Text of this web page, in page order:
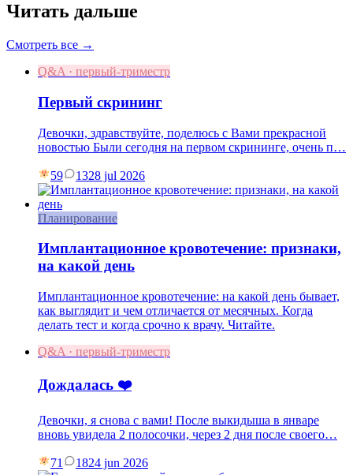
Читать дальше
Смотреть все →
Q&A · первый-триместр
Первый скрининг
Девочки, здравствуйте, поделюсь с Вами прекрасной
новостью Были сегодня на первом скрининге, очень п…
59 1328 jul 2026
Планирование
Имплантационное кровотечение: признаки,
на какой день
Имплантационное кровотечение: на какой день бывает,
как выглядит и чем отличается от месячных. Когда
делать тест и когда срочно к врачу. Читайте.
Q&A · первый-триместр
Дождалась ❤️
Девочки, я снова с вами! После выкидыша в январе
вновь увидела 2 полосочки, через 2 дня после своего…
71 1824 jun 2026